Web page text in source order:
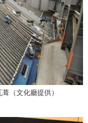
（文化廳提供）